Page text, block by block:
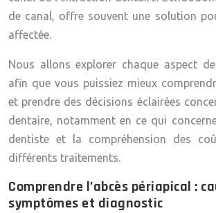
de canal, offre souvent une solution
affectée.
Nous allons explorer chaque aspect
afin que vous puissiez mieux
et prendre des décisions éclairées
dentaire, notamment en ce qui
dentiste et la compréhension des
différents traitements.
Comprendre l’abcès périapical :
symptômes et diagnostic